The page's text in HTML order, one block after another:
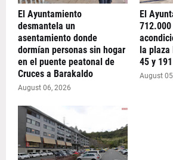
El Ayuntamiento
desmantela un
asentamiento donde
dormían personas sin hogar
en el puente peatonal de
Cruces a Barakaldo
August 06, 2026
El
la
45 y
August